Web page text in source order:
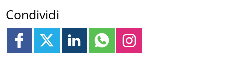
Condividi